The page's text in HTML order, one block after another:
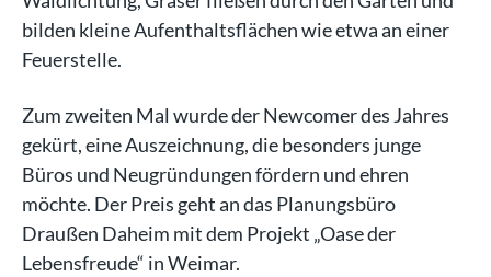
bilden kleine Aufenthaltsflächen wie etwa an einer
Feuerstelle.
Zum zweiten Mal wurde der Newcomer des Jahres
gekürt, eine Auszeichnung, die besonders junge
Büros und Neugründungen fördern und ehren
möchte. Der Preis geht an das Planungsbüro
Draußen Daheim mit dem Projekt „Oase der
Lebensfreude“ in Weimar.